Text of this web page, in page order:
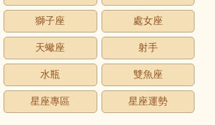
獅子座 處女座
天蠍座 射手
水瓶 雙魚座
星座專區 星座運勢